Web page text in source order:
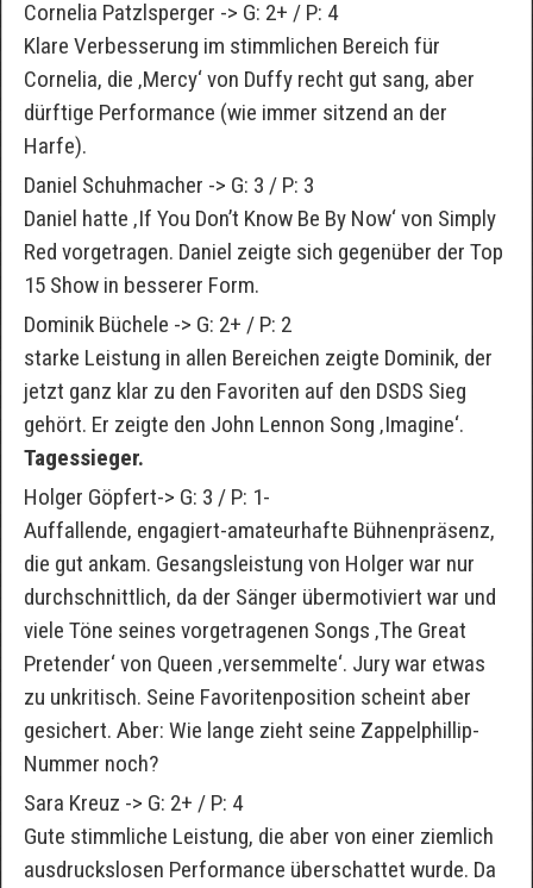
Cornelia Patzlsperger -> G: 2+ / P: 4
Klare Verbesserung im stimmlichen Bereich für
Cornelia, die ‚Mercy‘ von Duffy recht gut sang, aber
dürftige Performance (wie immer sitzend an der
Harfe).
Daniel Schuhmacher -> G: 3 / P: 3
Daniel hatte ‚If You Don’t Know Be By Now‘ von Simply
Red vorgetragen. Daniel zeigte sich gegenüber der Top
15 Show in besserer Form.
Dominik Büchele -> G: 2+ / P: 2
starke Leistung in allen Bereichen zeigte Dominik, der
jetzt ganz klar zu den Favoriten auf den DSDS Sieg
gehört. Er zeigte den John Lennon Song ‚Imagine‘.
Tagessieger.
Holger Göpfert-> G: 3 / P: 1-
Auffallende, engagiert-amateurhafte Bühnenpräsenz,
die gut ankam. Gesangsleistung von Holger war nur
durchschnittlich, da der Sänger übermotiviert war und
viele Töne seines vorgetragenen Songs ‚The Great
Pretender‘ von Queen ‚versemmelte‘. Jury war etwas
zu unkritisch. Seine Favoritenposition scheint aber
gesichert. Aber: Wie lange zieht seine Zappelphillip-
Nummer noch?
Sara Kreuz -> G: 2+ / P: 4
Gute stimmliche Leistung, die aber von einer ziemlich
ausdruckslosen Performance überschattet wurde. Da